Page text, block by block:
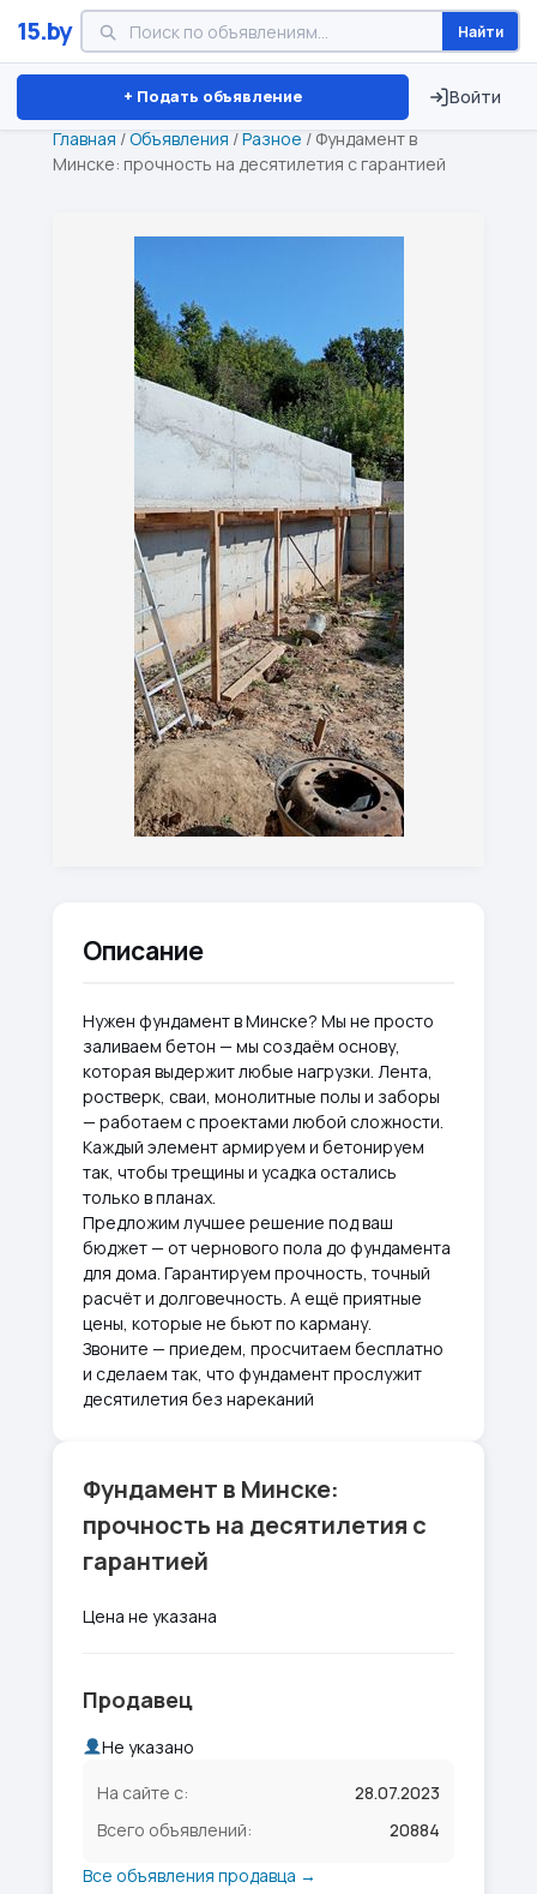
15.by Найти
+ Подать объявление Войти
Минск Витебск Брест ⏱ ТОЛЬКО 15 ДНЕЙ
Главная /Объявления /Разное / Фундамент в
Минске: прочность на десятилетия с гарантией
Описание
Нужен фундамент в Минске? Мы не просто
заливаем бетон — мы создаём основу,
которая выдержит любые нагрузки. Лента,
ростверк, сваи, монолитные полы и заборы
— работаем с проектами любой сложности.
Каждый элемент армируем и бетонируем
так, чтобы трещины и усадка остались
только в планах.
Предложим лучшее решение под ваш
бюджет — от чернового пола до фундамента
для дома. Гарантируем прочность, точный
расчёт и долговечность. А ещё приятные
цены, которые не бьют по карману.
Звоните — приедем, просчитаем бесплатно
и сделаем так, что фундамент прослужит
десятилетия без нареканий
Фундамент в Минске:
прочность на десятилетия с
гарантией
Цена не указана
Продавец
Не указано
На сайте с:
28.07.2023
Всего объявлений:
20884
Все объявления продавца →